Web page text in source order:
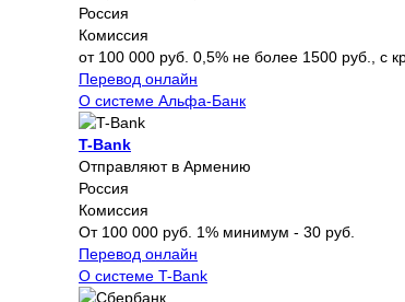
Россия
Комиссия
от 100 000 руб. 0,5% не более 1500 руб., с
Перевод онлайн
О системе Альфа-Банк
T-Bank
Отправляют в Армению
Россия
Комиссия
От 100 000 руб. 1% минимум - 30 руб.
Перевод онлайн
О системе T-Bank